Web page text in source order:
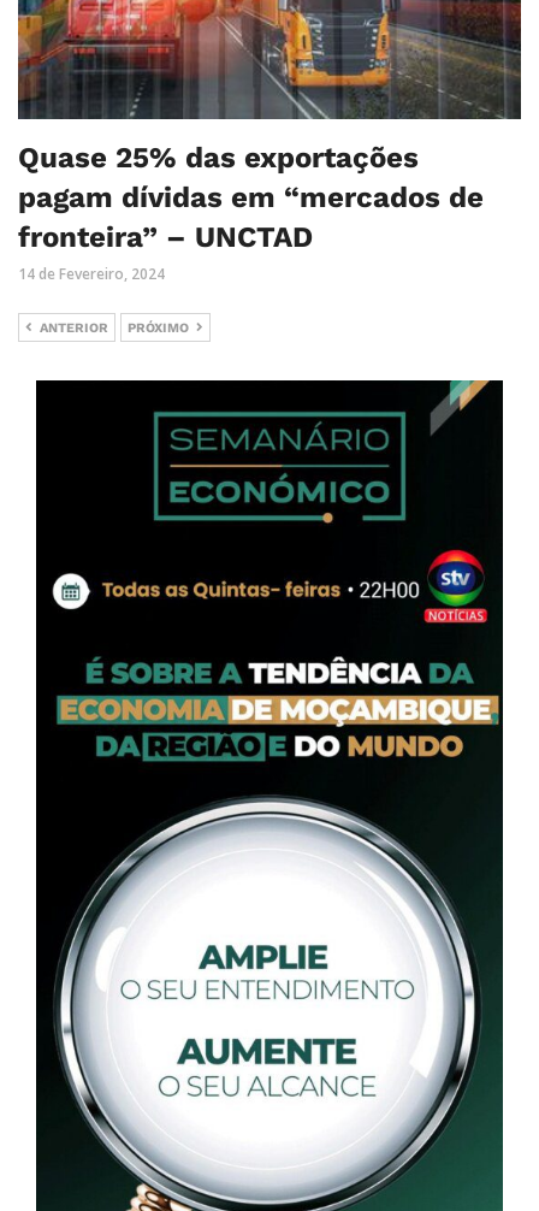
Quase 25% das exportações
pagam dívidas em “mercados de
fronteira” – UNCTAD
14 de Fevereiro, 2024
ANTERIOR PRÓXIMO